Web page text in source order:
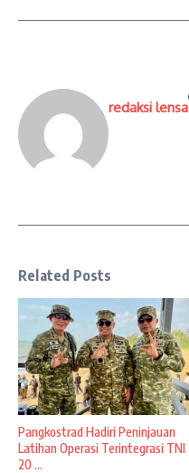
redaksi lensa
Related Posts
Pangkostrad Hadiri Peninjauan
Latihan Operasi Terintegrasi TNI
20 ...